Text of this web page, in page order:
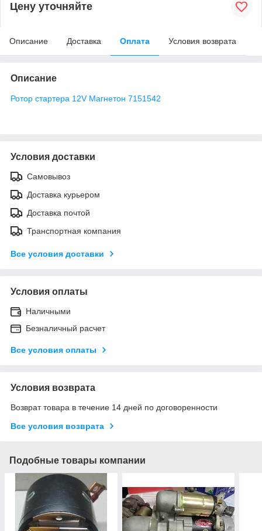
Цену уточняйте
Описание Доставка Оплата Условия возврата
Описание
Ротор стартера 12V Магнетон 7151542
Условия доставки
Самовывоз
Доставка курьером
Доставка почтой
Транспортная компания
Все условия доставки
Условия оплаты
Наличными
Безналичный расчет
Все условия оплаты
Условия возврата
Возврат товара в течение 14 дней по договоренности
Все условия возврата
Подобные товары компании